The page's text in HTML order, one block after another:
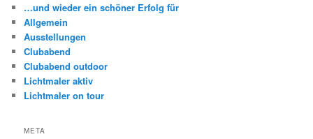
n
…und wieder ein schöner Erfolg für
Allgemein
Ausstellungen
Clubabend
Clubabend outdoor
Lichtmaler aktiv
Lichtmaler on tour
META